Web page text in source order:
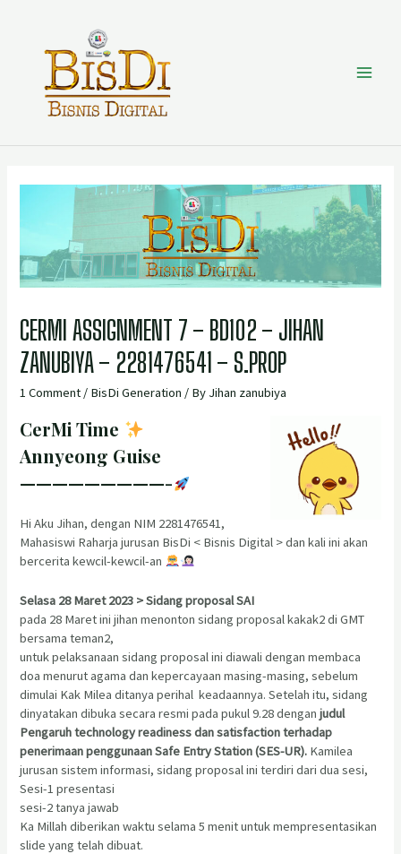
CERMI ASSIGNMENT 7 – BD102 – JIHAN
ZANUBIYA – 2281476541 – S.PROP
1 Comment / BisDi Generation / By Jihan zanubiya
CerMi Time
Annyeong Guise
—————————-
Hi Aku Jihan, dengan NIM 2281476541,
Mahasiswi Raharja jurusan BisDi < Bisnis Digital > dan kali ini akan
bercerita kewcil-kewcil-an
Selasa 28 Maret 2023 > Sidang proposal SAI
pada 28 Maret ini jihan menonton sidang proposal kakak2 di GMT
bersama teman2,
untuk pelaksanaan sidang proposal ini diawali dengan membaca
doa menurut agama dan kepercayaan masing-masing, sebelum
dimulai Kak Milea ditanya perihal keadaannya. Setelah itu, sidang
dinyatakan dibuka secara resmi pada pukul 9.28 denganjudul
Pengaruh technology readiness dan satisfaction terhadap
penerimaan penggunaan Safe Entry Station (SES-UR). Kamilea
jurusan sistem informasi, sidang proposal ini terdiri dari dua sesi,
Sesi-1 presentasi
sesi-2 tanya jawab
Ka Millah diberikan waktu selama 5 menit untuk mempresentasikan
slide yang telah dibuat.